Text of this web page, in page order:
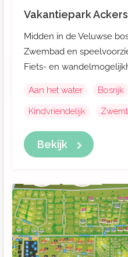
Vakantiepark
Midden in de Veluwse
Zwembad en
Fiets- en
Aan het water Bosrijk
Kindvriendelijk
Bekijk